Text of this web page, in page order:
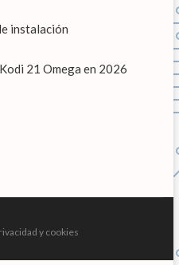
instalación
21 Omega en 2026
y cookies